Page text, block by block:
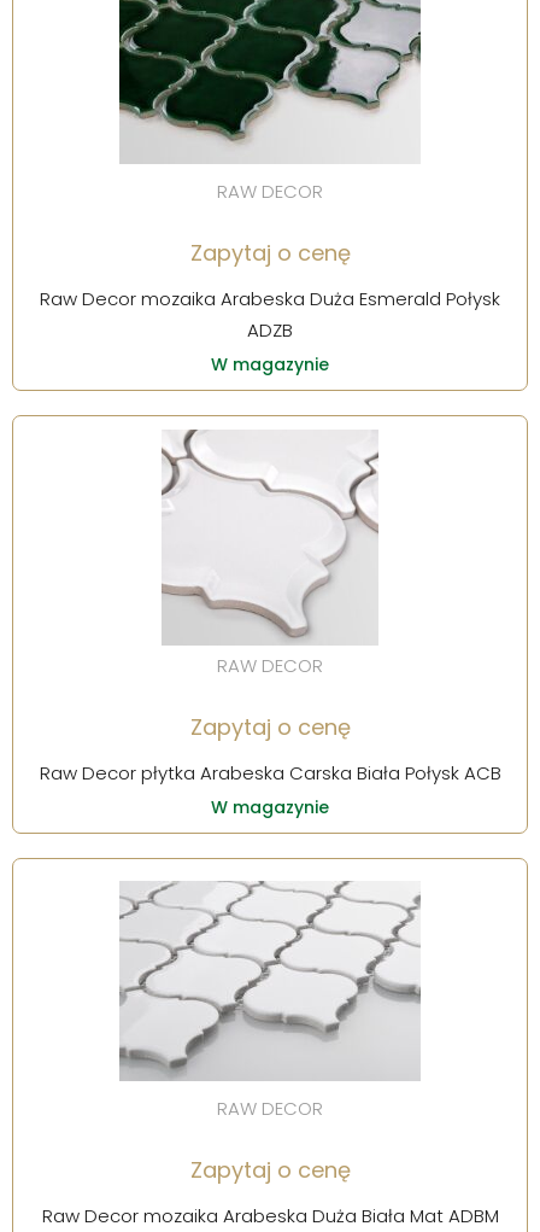
RAW DECOR
Zapytaj o cenę
Raw Decor mozaika Arabeska Duża Esmerald Połysk
ADZB
W magazynie
RAW DECOR
Zapytaj o cenę
Raw Decor płytka Arabeska Carska Biała Połysk ACB
W magazynie
RAW DECOR
Zapytaj o cenę
Raw Decor mozaika Arabeska Duża Biała Mat ADBM